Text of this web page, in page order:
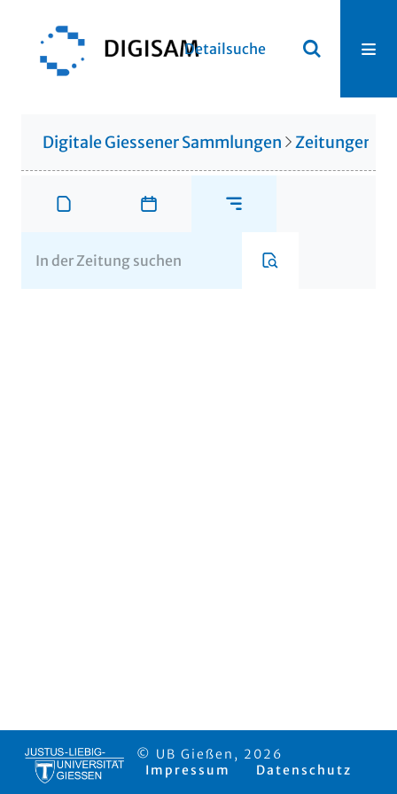
Detailsuche
Digitale Giessener Sammlungen Zeitungen
© UB Gießen, 2026
Impressum
Datenschutz